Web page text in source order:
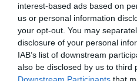
interest-based ads based on
us or personal information
your opt-out. You may
disclosure of your personal
IAB’s list of downstream
also be disclosed by us to third
Downstream Participants that
Cinco inicial
1 - Guillem Torrents ®
7 - Marc Rouzé
22 - Roger Bars
32 - Marc Carol
da